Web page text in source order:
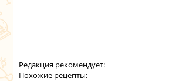
Редакция рекомендует:
Похожие рецепты: